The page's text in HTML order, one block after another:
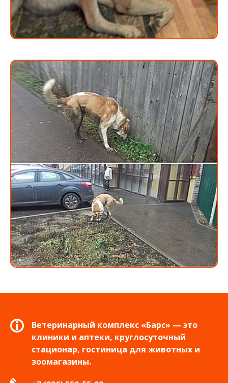
Ветеринарный комплекс «Барс» — это
клиники и аптеки, круглосуточный
стационар, гостиница для животных и
зоомагазины.